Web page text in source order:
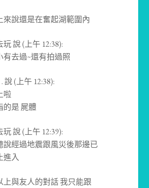
來說還是在奮起湖範圍內
說 (上午 12:38):
有去過~還有拍過照
. 說 (上午 12:38):
啦
的是 屍體
說 (上午 12:39):
說經過地震跟風災後那邊已
進入
上與友人的對話 我只能跟